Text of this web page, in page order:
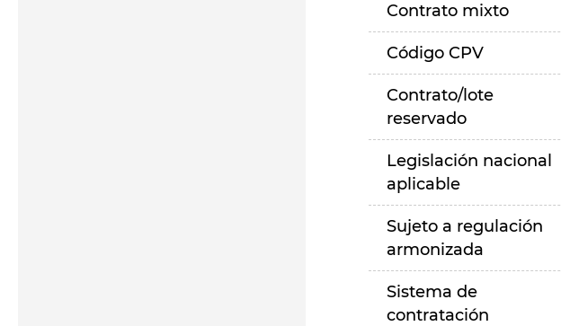
Contrato mixto
Código CPV
Contrato/lote
reservado
Legislación nacional
aplicable
Sujeto a regulación
armonizada
Sistema de
contratación